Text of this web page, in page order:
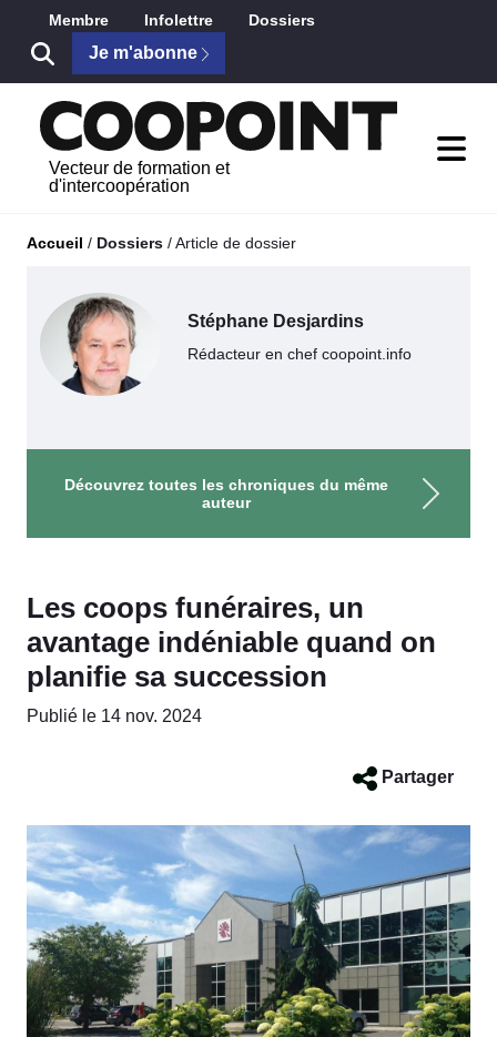
Saut au contenu principal
Membre Infolettre Dossiers
Je m'abonne
Vecteur de formation et
d'intercoopération
Accueil / Dossiers /Article de dossier
Stéphane Desjardins
Rédacteur en chef coopoint.info
Découvrez toutes les chroniques du même
auteur
Les coops funéraires, un
avantage indéniable quand on
planifie sa succession
Publié le 14 nov. 2024
Partager